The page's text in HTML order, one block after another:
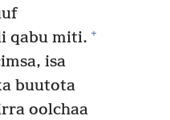
qabu miti. +
isa
buutota
oolchaa